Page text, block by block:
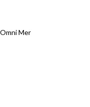
Omni Mer